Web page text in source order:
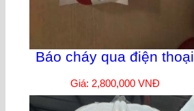
Báo cháy qua điện thoại
Giá: 2,800,000 VNĐ